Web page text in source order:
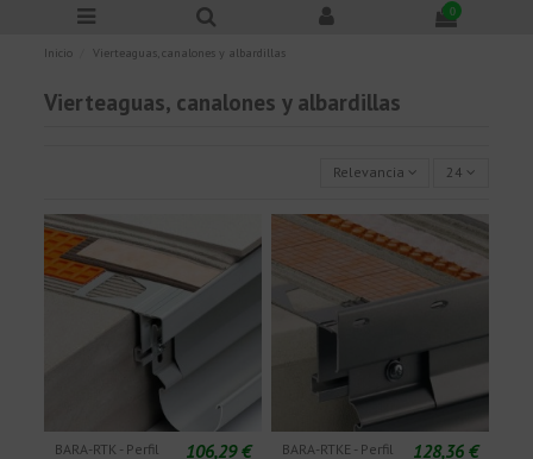
0
Inicio Vierteaguas, canalones y albardillas
Vierteaguas, canalones y albardillas
Relevancia 24
BARA-RTK - Perfil
106,29 €
BARA-RTKE - Perfil
128,36 €